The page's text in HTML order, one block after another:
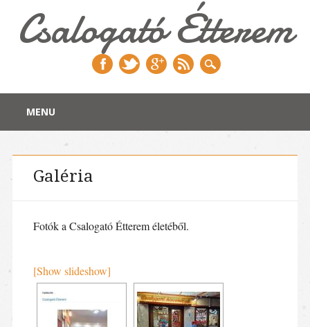
Csalogató Étterem
Main menu
content
MENU
Galéria
Fotók a Csalogató Étterem életéből.
[Show slideshow]